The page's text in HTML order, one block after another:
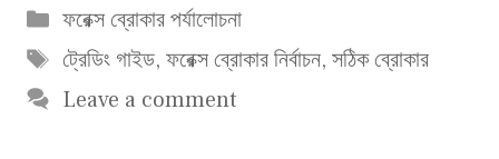
Categories
ফরেক্স ব্রোকার পর্যালোচনা
Tags
ট্রেডিং গাইড, ফরেক্স ব্রোকার নির্বাচন, সঠিক ব্রোকার
Leave a comment